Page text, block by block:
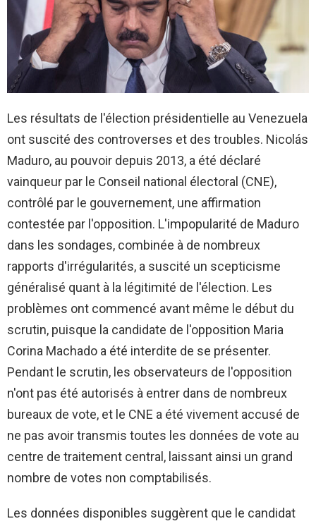
Les résultats de l'élection présidentielle au Venezuela
ont suscité des controverses et des troubles. Nicolás
Maduro, au pouvoir depuis 2013, a été déclaré
vainqueur par le Conseil national électoral (CNE),
contrôlé par le gouvernement, une affirmation
contestée par l'opposition. L'impopularité de Maduro
dans les sondages, combinée à de nombreux
rapports d'irrégularités, a suscité un scepticisme
généralisé quant à la légitimité de l'élection. Les
problèmes ont commencé avant même le début du
scrutin, puisque la candidate de l'opposition Maria
Corina Machado a été interdite de se présenter.
Pendant le scrutin, les observateurs de l'opposition
n'ont pas été autorisés à entrer dans de nombreux
bureaux de vote, et le CNE a été vivement accusé de
ne pas avoir transmis toutes les données de vote au
centre de traitement central, laissant ainsi un grand
nombre de votes non comptabilisés.
Les données disponibles suggèrent que le candidat